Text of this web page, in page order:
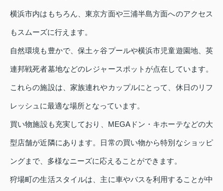
横浜市内はもちろん、東京方面や三浦半島方面へのアクセス
もスムーズに行えます。
自然環境も豊かで、保土ヶ谷プールや横浜市児童遊園地、英
連邦戦死者墓地などのレジャースポットが点在しています。
これらの施設は、家族連れやカップルにとって、休日のリフ
レッシュに最適な場所となっています。
買い物施設も充実しており、MEGAドン・キホーテなどの大
型店舗が近隣にあります。日常の買い物から特別なショッピ
ングまで、多様なニーズに応えることができます。
狩場町の生活スタイルは、主に車やバスを利用することが中